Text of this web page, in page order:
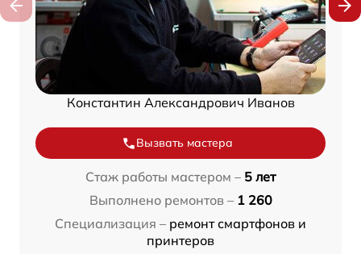
Константин Александрович Иванов
Вызвать мастера
Стаж работы мастером – 5 лет
Выполнено ремонтов – 1 260
Специализация – ремонт смартфонов и
принтеров